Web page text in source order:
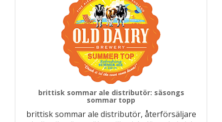
brittisk sommar ale distributör: säsongs
sommar topp
brittisk sommar ale distributör, återförsäljare